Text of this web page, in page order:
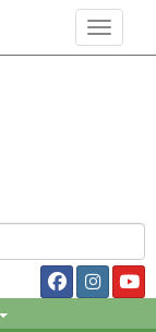
Toggle